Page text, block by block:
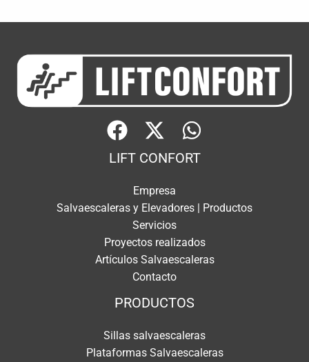
LIFT CONFORT
Empresa
Salvaescaleras y Elevadores | Productos
Servicios
Proyectos realizados
Artículos Salvaescaleras
Contacto
PRODUCTOS
Sillas salvaescaleras
Plataformas Salvaescaleras